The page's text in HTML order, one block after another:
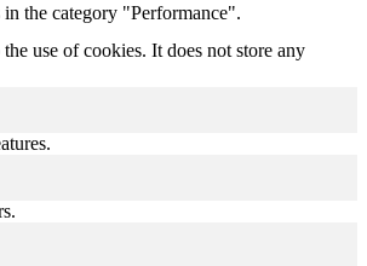
the category "Performance".
use of cookies. It does not store any